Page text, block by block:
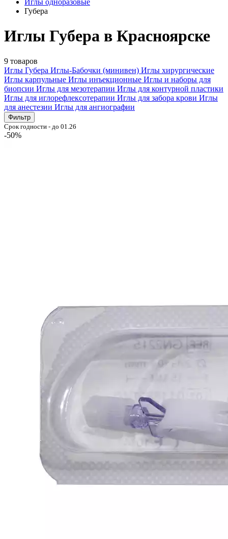
Иглы одноразовые
Губера
Иглы Губера в Красноярске
9 товаров
Иглы Губера Иглы-Бабочки (минивен) Иглы хирургические
Иглы карпульные Иглы инъекционные Иглы и наборы для
биопсии Иглы для мезотерапии Иглы для контурной пластики
Иглы для иглорефлексотерапии Иглы для забора крови Иглы
для анестезии Иглы для ангиографии
Фильтр
Срок годности - до 01.26
-50%